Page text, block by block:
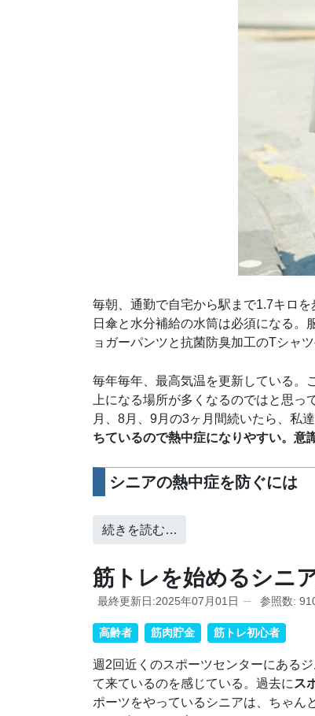
毎朝、通勤で自宅から駅まで1.7キロ
日傘と水分補給の水筒は必須になる。
ョガーパンツと抗菌防臭加工のTシャ
毎年毎年、最高気温を更新している。
上になる場所が多くなるのではと思っ
月、8月、9月の3ヶ月間続いたら、私
ちているので熱中症になりやすい。意
シニアの熱中症を防ぐには
続きを読む…
筋トレを始めるシニ
最終更新日:2025年07月01日 参照数:
高齢者 筋肉貯金 筋トレ初心者
週2回近くのスポーツセンターにある
て来ているのを感じている。過去に ス
ポーツをやっているシニアは、ちゃん